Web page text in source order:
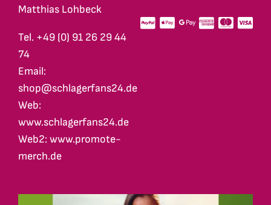
Matthias Lohbeck
Tel. +49 (0) 91 26 29 44
74
Email:
shop@schlagerfans24.de
Web:
www.schlagerfans24.de
Web2: www.promote-
merch.de